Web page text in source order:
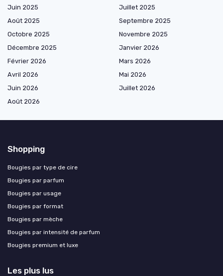
Juin 2025
Juillet 2025
Août 2025
Septembre 2025
Octobre 2025
Novembre 2025
Décembre 2025
Janvier 2026
Février 2026
Mars 2026
Avril 2026
Mai 2026
Juin 2026
Juillet 2026
Août 2026
Shopping
Bougies par type de cire
Bougies par parfum
Bougies par usage
Bougies par format
Bougies par mèche
Bougies par intensité de parfum
Bougies premium et luxe
Les plus lus